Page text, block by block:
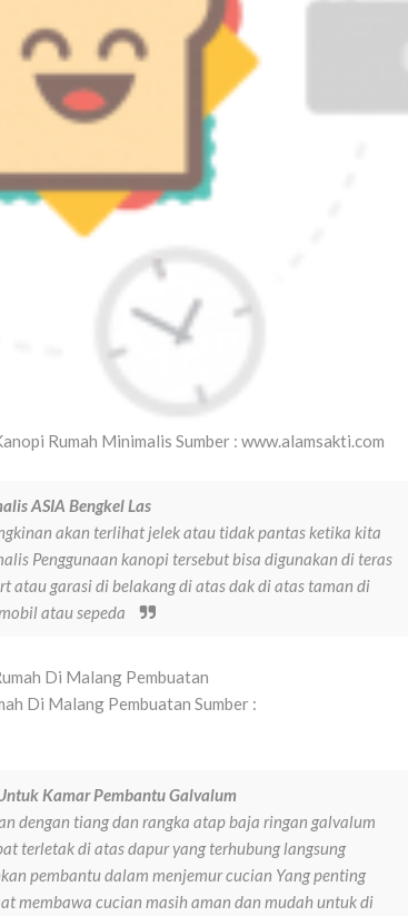
Rumah Minimalis Sumber : www.alamsakti.com
ASIA Bengkel Las
akan terlihat jelek atau tidak pantas ketika kita
Penggunaan kanopi tersebut bisa digunakan di teras
atau garasi di belakang di atas dak di atas taman di
atau sepeda
Di Malang Pembuatan Sumber :
Kamar Pembantu Galvalum
dengan tiang dan rangka atap baja ringan galvalum
terletak di atas dapur yang terhubung langsung
pembantu dalam menjemur cucian Yang penting
membawa cucian masih aman dan mudah untuk di